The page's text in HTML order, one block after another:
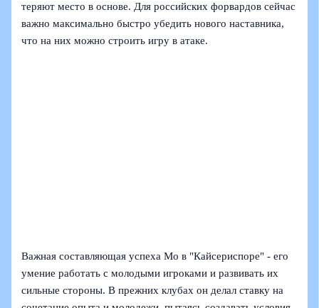
теряют место в основе. Для российских форвардов сейчас
важно максимально быстро убедить нового наставника,
что на них можно строить игру в атаке.
Важная составляющая успеха Мо в "Кайсериспоре" - его
умение работать с молодыми игроками и развивать их
сильные стороны. В прежних клубах он делал ставку на